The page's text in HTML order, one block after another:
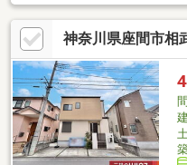
スムーズに行えます◆リフォ
器・食洗機付き)、浴室(追焚
レ【内装】フローリング(LDK
フロア(洗面室・トイレ)、ク
装【その他】照明器具、ハ
業務スーパー相武台店まで徒
分・座間市立相武台東小学校
神奈川県座間市相